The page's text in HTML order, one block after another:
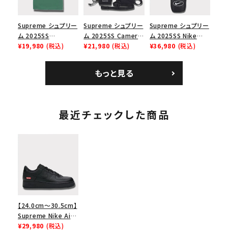
Supreme シュプリー
ム 2025SS
Homerun Tee ホー
¥19,980 (税込)
Supreme シュプリー
ム 2025SS Camera
Bag + Mini Pouch
¥21,980 (税込)
Supreme シュプリー
ム 2025SS Nike
Leather Shoulder
¥36,980 (税込)
もっと見る
最近チェックした商品
【24.0cm～30.5cm】
Supreme Nike Air
Force 1 Low シュプ
¥29,980 (税込)